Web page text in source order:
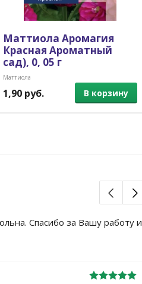
Маттиола Аромагия
Красная Ароматный
сад), 0, 05 г
Маттиола
1,90 руб. В корзину
Спасибо за Вашу работу и